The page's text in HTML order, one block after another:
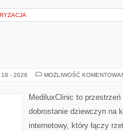
18 - 2026 MOŻLIWOŚĆ
MediluxClinic to
dobrostanie dziewczyn na
internetowy, który łączy